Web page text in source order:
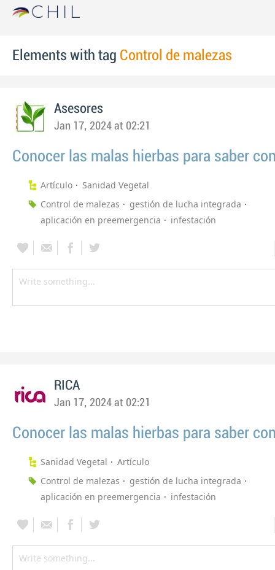
Elements with tag Control de malezas
Asesores
Jan 17, 2024 at 02:21
Conocer las malas hierbas para saber
Artículo
Sanidad Vegetal
Control de malezas
gestión de lucha integrada
aplicación en preemergencia
infestación
RICA
Jan 17, 2024 at 02:21
Conocer las malas hierbas para saber
Sanidad Vegetal
Artículo
Control de malezas
gestión de lucha integrada
aplicación en preemergencia
infestación